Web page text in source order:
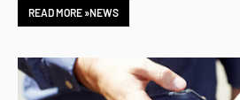
READ MORE »NEWS